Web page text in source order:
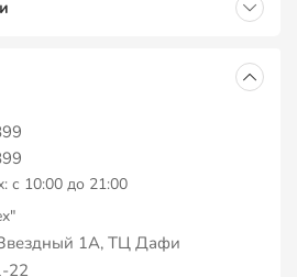
с 10:00 до 21:00
1А, ТЦ Дафи
22